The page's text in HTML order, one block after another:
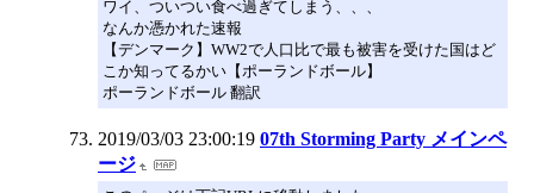
ワイ、ついつい食べ過ぎてしまう、、、
なんか憑かれた速報
【デンマーク】WW2で人口比で最も被害を受けた国はど
こか知ってるかい【ポーランドボール】
ポーランドボール 翻訳
2019/03/03 23:00:19 07th Storming Party メインペ
ージ